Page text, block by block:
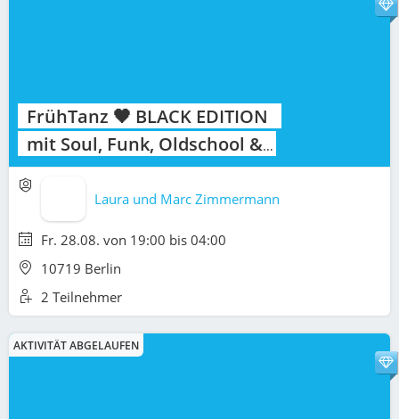
FrühTanz 🖤 BLACK EDITION
mit Soul, Funk, Oldschool &
Hip Hop ab 19 Uhr
Laura und Marc Zimmermann
Fr. 28.08. von 19:00 bis 04:00
10719 Berlin
2 Teilnehmer
AKTIVITÄT ABGELAUFEN